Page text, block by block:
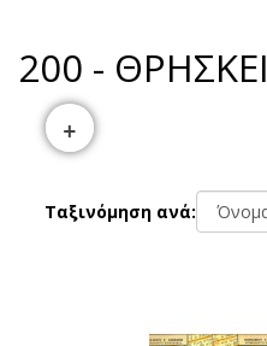
200 -
Ταξινόμηση ανά:
+